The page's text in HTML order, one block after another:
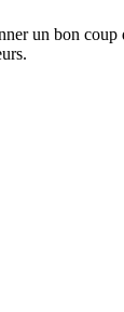
un bon coup